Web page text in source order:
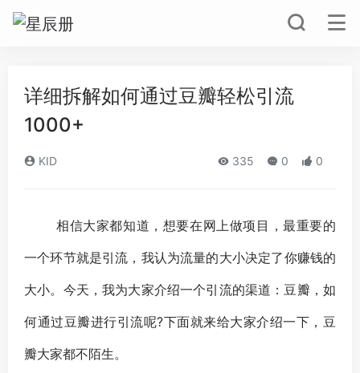
详细拆解如何通过豆瓣轻松引流
1000+
KID 335 0 0
相信大家都知道，想要在网上做项目，最重要的
一个环节就是引流 ，我认为流量的大小决定了你赚钱的
大小。今天，我为大家介绍一个引流的渠道：豆瓣，如
何通过豆瓣进行引流呢?下面就来给大家介绍一下，豆
瓣大家都不陌生。